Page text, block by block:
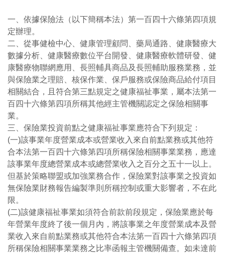
一、依據保險法（以下簡稱本法）第一百四十六條第四項規
定辦理。
二、從事健檢中心、健康管理顧問、藥局通路、健康醫療大
數據分析、健康醫療數位平台開發、健康醫療軟體研發、健
康醫療物聯網應用、長照輔具商品及長照輔助服務業務，並
與保險業之理賠、核保作業、保戶服務或保險商品給付項目
相關結合，且符合第三點規定之健康福祉事業，屬本法第一
百四十六條第四項所稱其他經主管機關認定之保險相關事
業。
三、保險業投資前點之健康福祉事業應符合下列規定：
(一)該事業年度營業成本或營業收入來自前點業務或其他符
合本法第一百四十六條第四項所稱保險相關事業業務，應達
該事業年度總營業成本或總營業收入之百分之五十一以上。
但基於策略聯盟或加強業務合作，保險業對該事業之投資如
無保險業財務報告編製準則所稱控制或重大影響者，不在此
限。
(二)該健康福祉事業如須符合前款前段規定，保險業應於每
年營業年度終了後一個月內，將該事業之年度營業成本及營
業收入來自前點業務或其他符合本法第一百四十六條第四項
所稱保險相關事業業務之比率函報主管機關備查。如未達前